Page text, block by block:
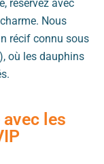
réservez avec
Nous
récif connu sous
où les dauphins
les